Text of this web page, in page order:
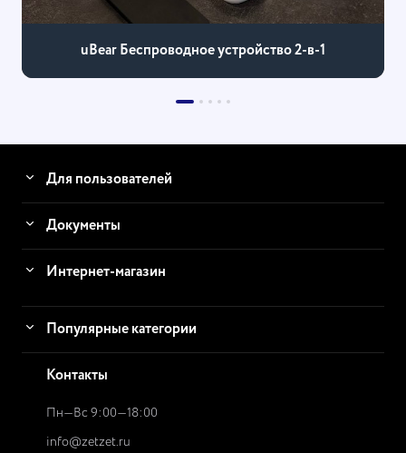
uBear Беспроводное устройство 2-в-1
Для пользователей
Документы
Интернет-магазин
Популярные категории
Контакты
Пн—Вс 9:00—18:00
info@zetzet.ru